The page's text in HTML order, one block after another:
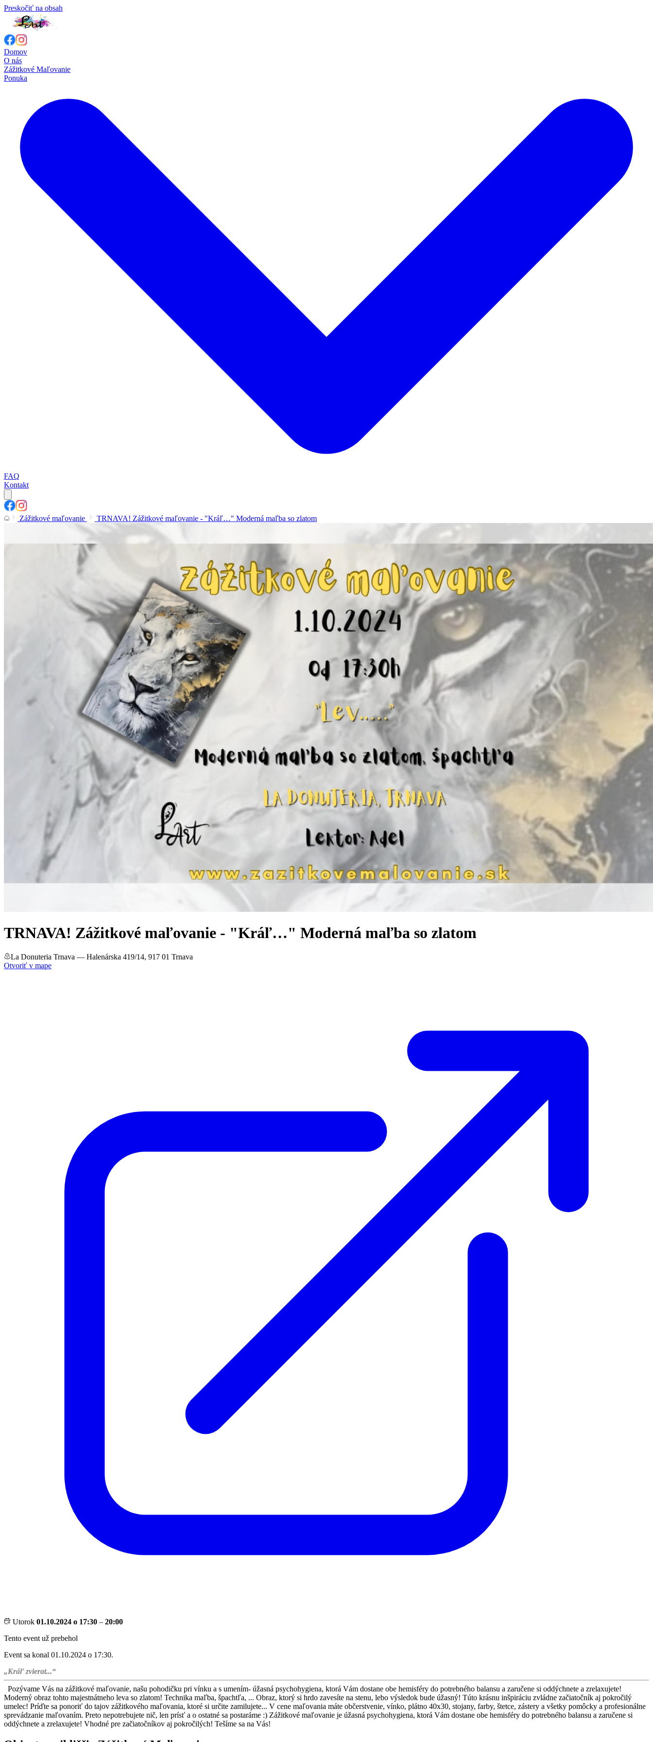
Preskočiť na obsah
Domov
O nás
Zážitkové Maľovanie
Ponuka
FAQ
Kontakt
Zážitkové maľovanie TRNAVA! Zážitkové maľovanie - "Kráľ…" Moderná maľba so zlatom
TRNAVA! Zážitkové maľovanie - "Kráľ…" Moderná maľba so zlatom
La Donuteria Trnava — Halenárska 419/14, 917 01 Trnava
Otvoriť v mape
Utorok 01.10.2024 o 17:30 – 20:00
Tento event už prebehol
Event sa konal 01.10.2024 o 17:30.
„Kráľ zvierat...“
Pozývame Vás na zážitkové maľovanie, našu pohodičku pri vínku a s umením- úžasná psychohygiena, ktorá Vám dostane obe hemisféry do potrebného balansu a zaručene si oddýchnete a zrelaxujete!
Moderný obraz tohto majestnátneho leva so zlatom! Technika maľba, špachtľa, ... Obraz, ktorý si hrdo zavesíte na stenu, lebo výsledok bude úžasný! Túto krásnu inšpiráciu zvládne začiatočník aj pokročilý
umelec! Príďte sa ponoriť do tajov zážitkového maľovania, ktoré si určite zamilujete... V cene maľovania máte občerstvenie, vínko, plátno 40x30, stojany, farby, štetce, zástery a všetky pomôcky a profesionálne
sprevádzanie maľovaním. Preto nepotrebujete nič, len prísť a o ostatné sa postaráme :) Zážitkové maľovanie je úžasná psychohygiena, ktorá Vám dostane obe hemisféry do potrebného balansu a zaručene si
oddýchnete a zrelaxujete! Vhodné pre začiatočníkov aj pokročilých! Tešíme sa na Vás!